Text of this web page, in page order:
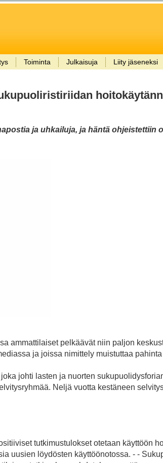
Toiminta Julkaisuja Liity jäseneksi
ja uhkailuja, ja häntä ohjeistettiin
ammattilaiset pelkäävät niin paljon
ja joissa nimittely muistuttaa pahinta
joka johti lasten ja nuorten
Neljä vuotta kestäneen
tutkimustulokset otetaan käyttöön
uusien löydösten käyttöönotossa. - -